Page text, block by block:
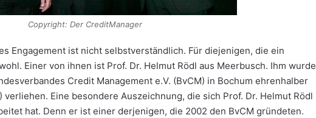
Copyright: Der CreditManager
Engagement ist nicht selbstverständlich. Für diejenigen, die ein
Einer von ihnen ist Prof. Dr. Helmut Rödl aus Meerbusch. Ihm wurde
Credit Management e.V. (BvCM) in Bochum ehrenhalber
Eine besondere Auszeichnung, die sich Prof. Dr. Helmut Rödl
hat. Denn er ist einer derjenigen, die 2002 den BvCM gründeten.